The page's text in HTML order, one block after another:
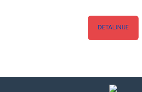
DETALJNIJE